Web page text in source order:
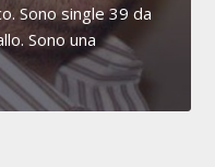
Sono single 39 da
Sono una